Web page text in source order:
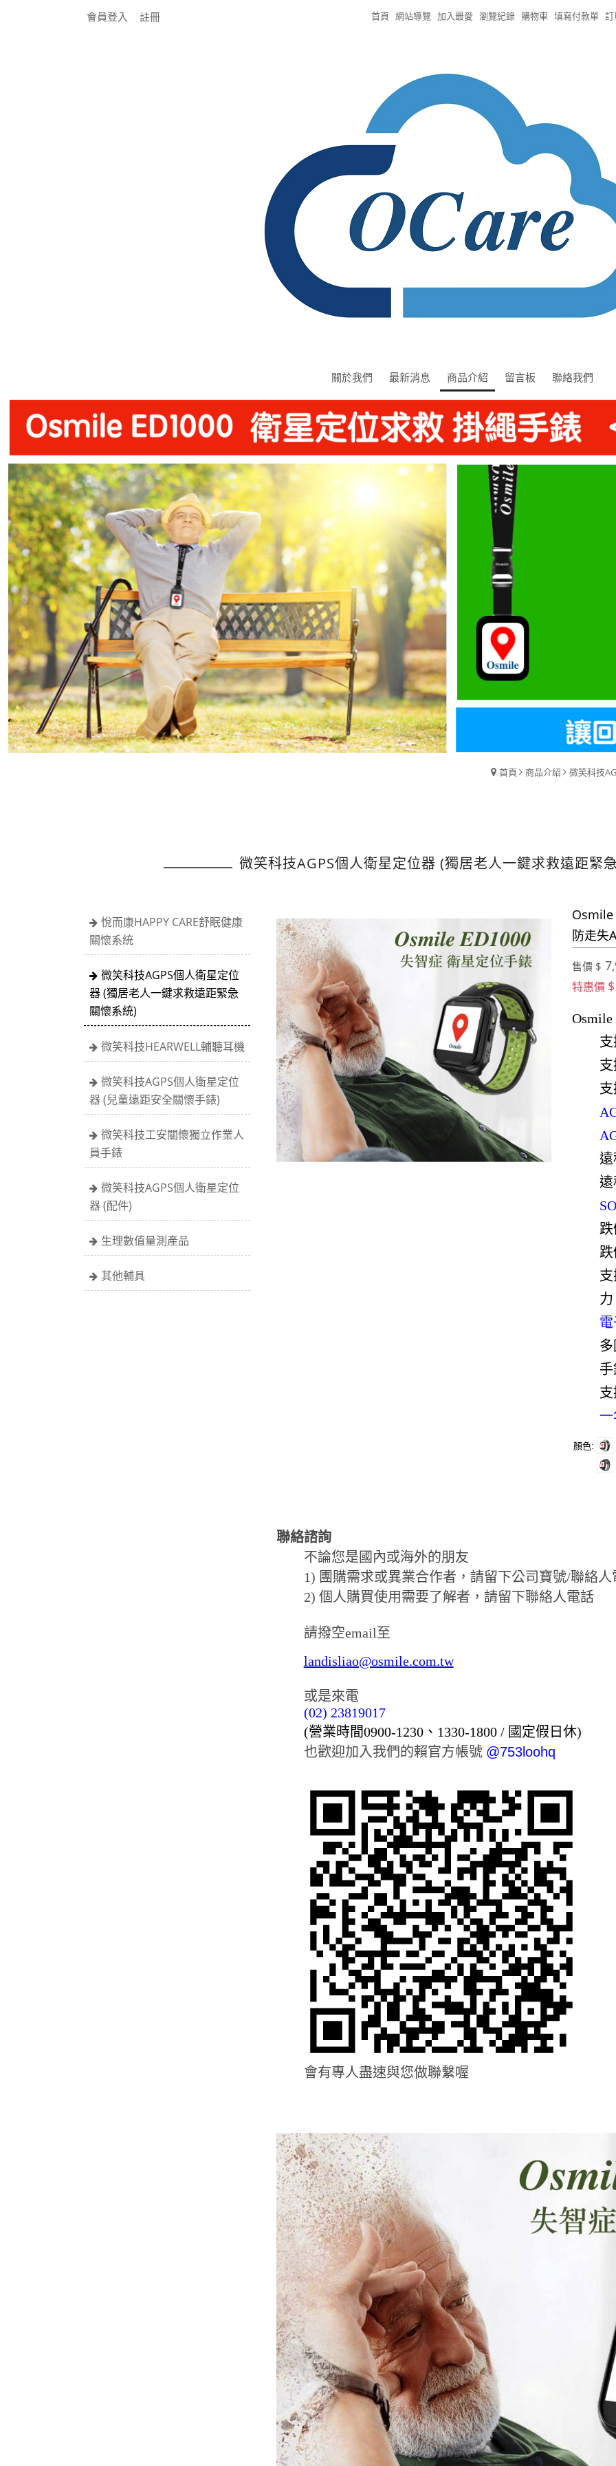
首頁 網站導覽 加入最愛 瀏覽紀錄 購物車 填寫付款單 訂
會員登入 註冊
關於我們 最新消息 商品介紹 留言板 聯絡我們
首頁 商品介紹 微笑科技
微笑科技AGPS個人衛星定位器 (獨居老人一鍵求救遠距緊
悅而康HAPPY CARE舒眠健康
關懷系統
微笑科技AGPS個人衛星定位
器 (獨居老人一鍵求救遠距緊急
關懷系統)
微笑科技HEARWELL輔聽耳機
微笑科技AGPS個人衛星定位
器 (兒童遠距安全關懷手錶)
微笑科技工安關懷獨立作業人
員手錶
微笑科技AGPS個人衛星定位
器 (配件)
生理數值量測產品
其他輔具
Osmile
防走失
售價 $
特惠價
遠
遠
一
顏色
聯絡諮詢
不論您是國內或海外的朋友
1) 團購需求或異業合作者，請留下公司寶號/聯絡人
2) 個人購買使用需要了解者，請留下聯絡人電話
請撥空email至
landisliao@osmile.com.tw
或是來電
(02) 23819017
(營業時間0900-1230、1330-1800 / 國定假日休)
也歡迎加入我們的賴官方帳號 @753loohq
會有專人盡速與您做聯繫喔